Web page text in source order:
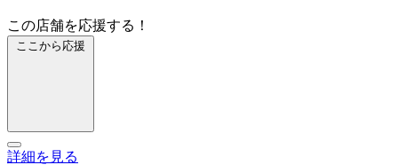
この店舗を応援する！
ここから応援
詳細を見る